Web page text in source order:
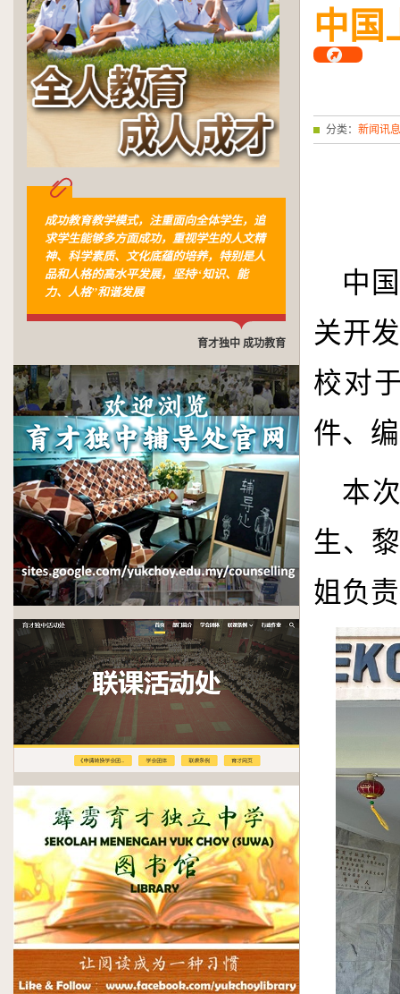
成功教育教学模式，注重面向全体学生，追
求学生能够多方面成功，重视学生的人文精
神、科学素质、文化底蕴的培养，特别是人
品和人格的高水平发展，坚持“知识、能
力、人格”和谐发展
育才独中 成功教育
中国
分类： 新闻讯息
中
关开
校对
件、
本
生、
姐负